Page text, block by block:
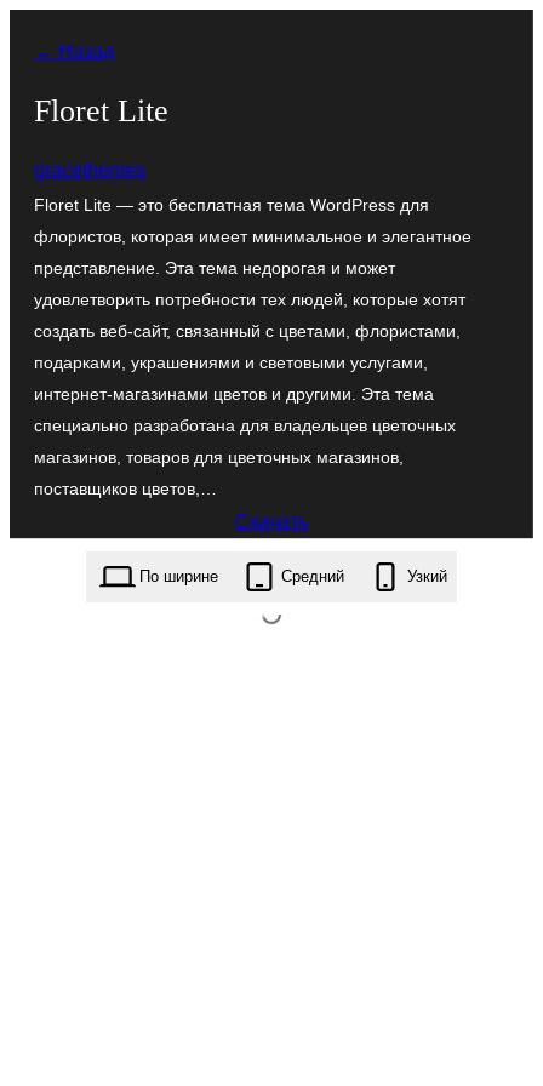
содержимому
← Назад
Floret Lite
gracethemes
Floret Lite — это бесплатная тема WordPress для
флористов, которая имеет минимальное и элегантное
представление. Эта тема недорогая и может
удовлетворить потребности тех людей, которые хотят
создать веб-сайт, связанный с цветами, флористами,
подарками, украшениями и световыми услугами,
интернет-магазинами цветов и другими. Эта тема
специально разработана для владельцев цветочных
магазинов, товаров для цветочных магазинов,
поставщиков цветов,…
Скачать
floret-lite.2.3.zip
По ширине Средний Узкий